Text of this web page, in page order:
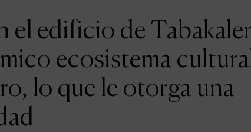
el edificio de
ecosistema
lo que le otorga una